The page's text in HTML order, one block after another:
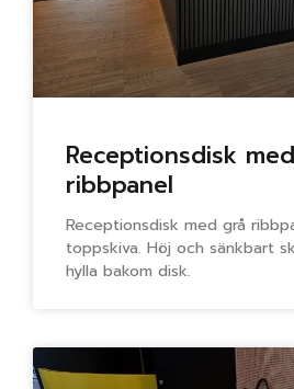
Receptionsdisk
ribbpanel
Receptionsdisk med grå
toppskiva. Höj och sänkbart
hylla bakom disk.